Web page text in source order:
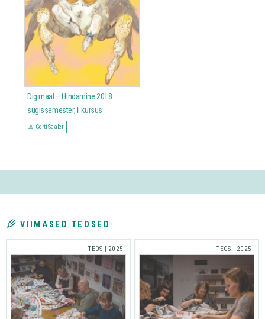
Digimaal – Hindamine 2018
sügissemester, II kursus
Gerti Saaler
VIIMASED TEOSED
TEOS | 2025 TEOS | 2025